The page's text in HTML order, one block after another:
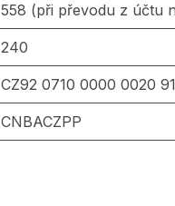
558 (při převodu z účtu
240
CZ92 0710 0000 0020
CNBACZPP